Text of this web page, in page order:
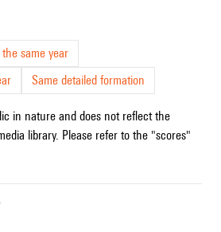
the same year
Same detailed formation
in nature and does not reflect the
library. Please refer to the "scores"